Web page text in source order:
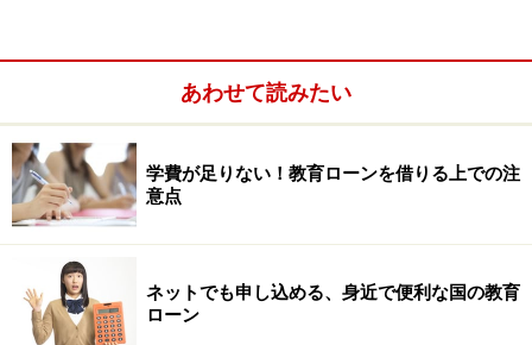
「第一種」で採用された学生の一部に適用されるため、
第一種の申し込みだけで、そのほかの手続きはいりませ
ん。
大学入学後に申し込む場合、初回の受け取りは6月頃に
なります。入学前に予約をしておく「
ら、募集は高校3年の4月頃で、奨学金の受け取り開始は
大学進学後の5月頃です。
あわせて読みたい
学費が足りない！教育ローンを借りる上での注
意点
ネットでも申し込める、身近で便利な国の教育
ローン